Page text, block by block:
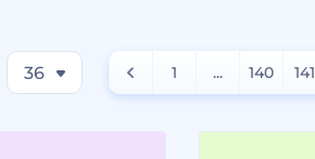
36 1 ... 140 141